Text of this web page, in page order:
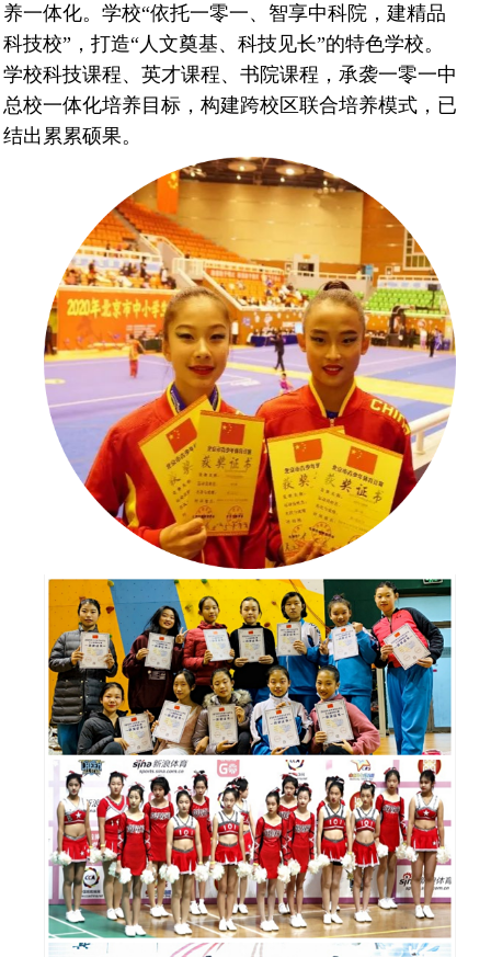
养一体化。学校“依托一零一、智享中科院，建精品
科技校”，打造“人文奠基、科技见长”的特色学校。
学校科技课程、英才课程、书院课程，承袭一零一中
总校一体化培养目标，构建跨校区联合培养模式，已
结出累累硕果。